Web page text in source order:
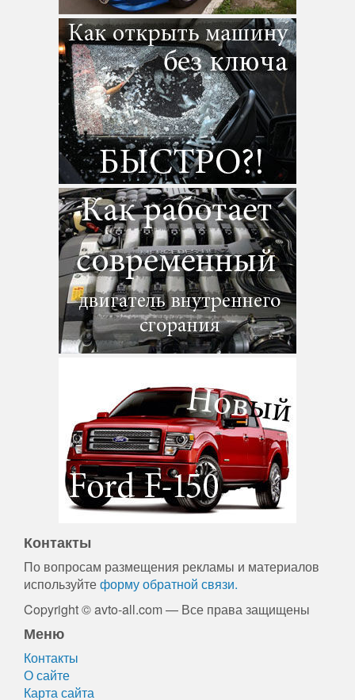
Контакты
По вопросам размещения рекламы и материалов
используйтеформу обратной связи.
Copyright © avto-all.com — Все права защищены
Меню
Контакты
О сайте
Карта сайта